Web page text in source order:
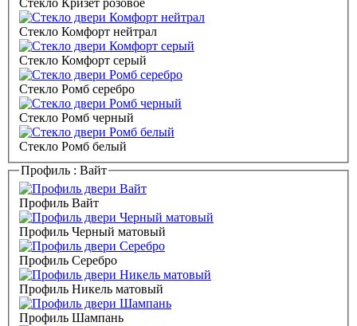
Стекло Комфорт нейтрал
Стекло Комфорт серый
Стекло Ромб серебро
Стекло Ромб черный
Стекло Ромб белый
Профиль : Вайт
Профиль Вайт
Профиль Черный матовый
Профиль Серебро
Профиль Никель матовый
Профиль Шампань